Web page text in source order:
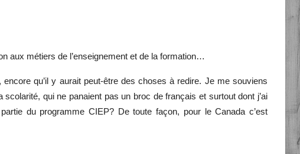
aux métiers de l’enseignement et de la formation…
qu’il y aurait peut-être des choses à redire. Je me souviens
qui ne panaient pas un broc de français et surtout dont j’ai
du programme CIEP? De toute façon, pour le Canada c’est